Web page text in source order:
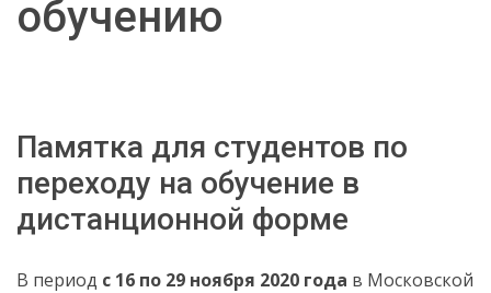
обучению
Памятка для студентов по
переходу на обучение в
дистанционной форме
В период с 16 по 29 ноября 2020 года в Московской